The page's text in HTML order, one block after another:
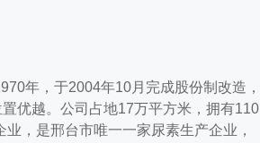
年，于2004年10月完成股份制改造，
优越。公司占地17万平方米，拥有110
，是邢台市唯一一家尿素生产企业，